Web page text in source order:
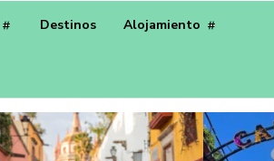
Destinos Alojamiento